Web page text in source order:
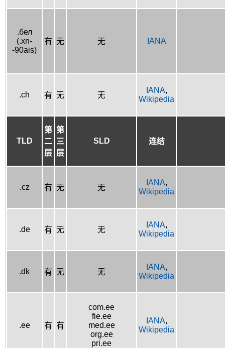
.бел
(.xn-
-90ais)
有 无 无 IANA
.ch 有 无 无
IANA,
Wikipedia
TLD
第
二
层
第
三
层
SLD 连结
.cz 有 无 无
IANA,
Wikipedia
.de 有 无 无
IANA,
Wikipedia
.dk 有 无 无
IANA,
Wikipedia
.ee 有 有
com.ee
fie.ee
med.ee
org.ee
pri.ee
IANA,
Wikipedia